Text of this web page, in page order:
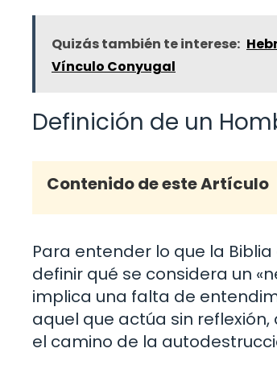
Quizás también te interese:
Vínculo Conyugal
Definición de un
Contenido de este Artículo
Para entender lo que la
definir qué se considera un
implica una falta de
aquel que actúa sin
el camino de la